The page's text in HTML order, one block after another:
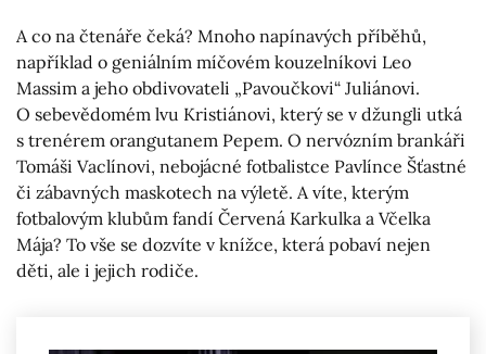
A co na čtenáře čeká? Mnoho napínavých příběhů,
například o geniálním míčovém kouzelníkovi Leo
Massim a jeho obdivovateli „Pavoučkovi“ Juliánovi.
O sebevědomém lvu Kristiánovi, který se v džungli utká
s trenérem orangutanem Pepem. O nervózním brankáři
Tomáši Vaclínovi, nebojácné fotbalistce Pavlínce Šťastné
či zábavných maskotech na výletě. A víte, kterým
fotbalovým klubům fandí Červená Karkulka a Včelka
Mája? To vše se dozvíte v knížce, která pobaví nejen
děti, ale i jejich rodiče.